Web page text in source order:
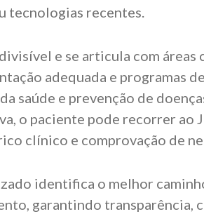
tecnologias recentes.
e se articula com áreas
adequada e programas
saúde e prevenção de
o paciente pode recorrer ao
clínico e comprovação de
identifica o melhor
garantindo transparência,